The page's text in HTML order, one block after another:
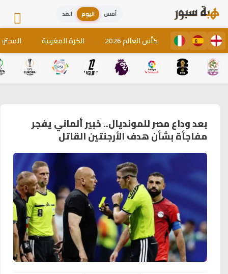
أمس اليوم الغد
كأس العالم 2026 الكرة المغربية
بعد وداع مصر للمونديال.. خبير ألماني يفجر
مفاجأة بشأن هدف الأرجنتين القاتل